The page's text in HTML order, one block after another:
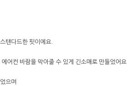
탠다드한 핏이에요.
어컨 바람을 막아줄 수 있게 긴소매로 만들었어요
으며